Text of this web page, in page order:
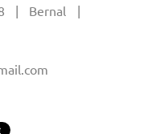
| Bernal |